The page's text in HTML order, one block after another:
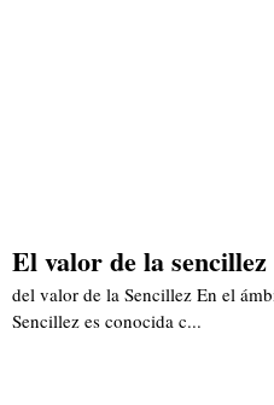
El valor de la sencillez
del valor de la Sencillez En el
Sencillez es conocida c...